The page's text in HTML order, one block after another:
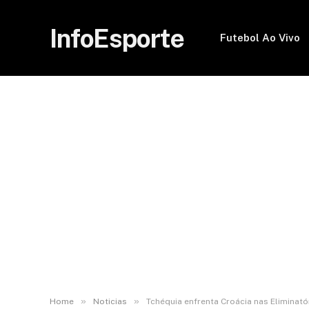
InfoEsporte Futebol Ao Vivo
Home » Noticias » Tchéquia enfrenta Croácia nas